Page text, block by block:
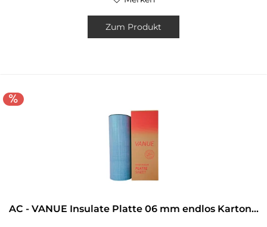
Zum Produkt
AC - VANUE Insulate Platte 06 mm endlos Karton...